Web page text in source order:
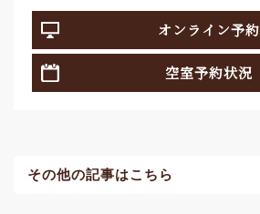
オンライン予約
空室予約状況
その他の記事はこちら